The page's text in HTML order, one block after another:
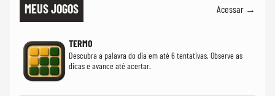
MEUS JOGOS Acessar →
TERMO
Descubra a palavra do dia em até 6 tentativas. Observe as
dicas e avance até acertar.